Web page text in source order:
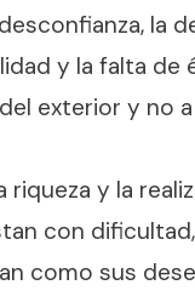
la
y la falta de
exterior y no
riqueza y la
con
como sus